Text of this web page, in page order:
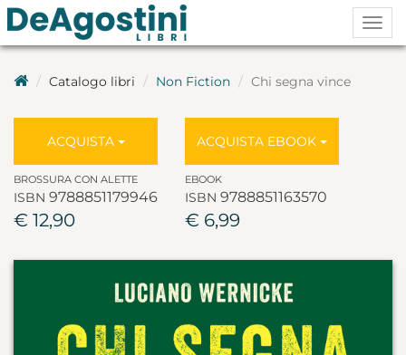
Catalogo libri Non Fiction Chi segna vince
ACQUISTA
BROSSURA CON ALETTE
ISBN 9788851179946
€ 12,90
ACQUISTA EBOOK
EBOOK
ISBN 9788851163570
€ 6,99